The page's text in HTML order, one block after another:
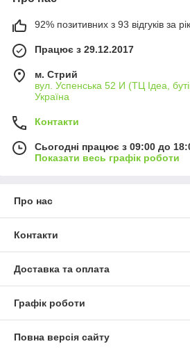
92% позитивних з 93 відгуків за рік
Працює з 29.12.2017
м. Стрий
вул. Успенська 52 И (ТЦ Ідеа,
Україна
Контакти
Сьогодні працює з 09:00 до
Показати весь графік роботи
Про нас
Контакти
Доставка та оплата
Графік роботи
Повна версія сайту